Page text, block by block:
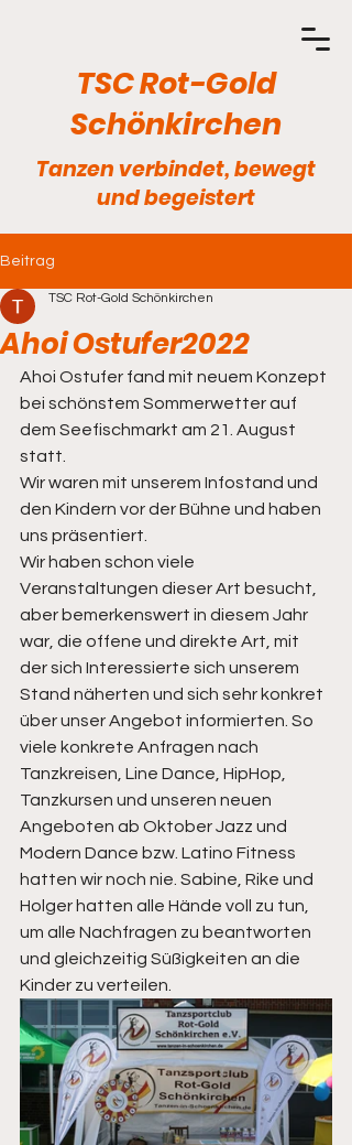
TSC Rot-Gold
Schönkirchen
Tanzen verbindet, bewegt
und begeistert
Beitrag
Ahoi Ostufer2022
TSC Rot-Gold Schönkirchen
Ahoi Ostufer fand mit neuem Konzept
bei schönstem Sommerwetter auf
dem Seefischmarkt am 21. August
statt.
Wir waren mit unserem Infostand und
den Kindern vor der Bühne und haben
uns präsentiert.
Wir haben schon viele
Veranstaltungen dieser Art besucht,
aber bemerkenswert in diesem Jahr
war, die offene und direkte Art, mit
der sich Interessierte sich unserem
Stand näherten und sich sehr konkret
über unser Angebot informierten. So
viele konkrete Anfragen nach
Tanzkreisen, Line Dance, HipHop,
Tanzkursen und unseren neuen
Angeboten ab Oktober Jazz und
Modern Dance bzw. Latino Fitness
hatten wir noch nie. Sabine, Rike und
Holger hatten alle Hände voll zu tun,
um alle Nachfragen zu beantworten
und gleichzeitig Süßigkeiten an die
Kinder zu verteilen.